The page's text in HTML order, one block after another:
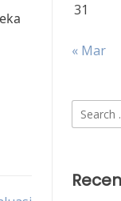
31
« Mar
Search
for: